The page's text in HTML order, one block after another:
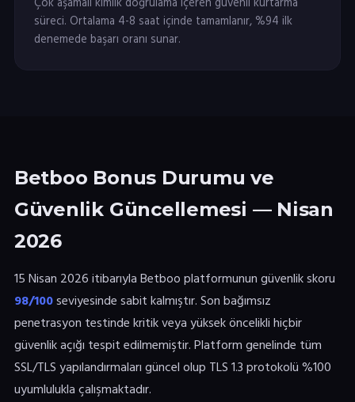
süreci. Ortalama 4-8 saat içinde tamamlanır, %94 ilk
denemede başarı oranı sunar.
Betboo Bonus Durumu ve
Güvenlik Güncellemesi — Nisan
2026
15 Nisan 2026 itibarıyla Betboo platformunun güvenlik skoru
98/100seviyesinde sabit kalmıştır. Son bağımsız
penetrasyon testinde kritik veya yüksek öncelikli hiçbir
güvenlik açığı tespit edilmemiştir. Platform genelinde tüm
SSL/TLS yapılandırmaları güncel olup TLS 1.3 protokolü %100
uyumlulukla çalışmaktadır.